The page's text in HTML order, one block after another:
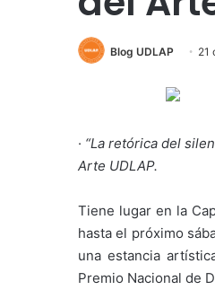
Blog UDLAP 21
· “La retórica del
Arte UDLAP.
Tiene lugar en la
hasta el próximo
una estancia
Premio Nacional de